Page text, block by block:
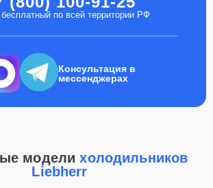
по всей территории РФ
Консультация в
мессенджерах
моделихолодильников
Liebherr